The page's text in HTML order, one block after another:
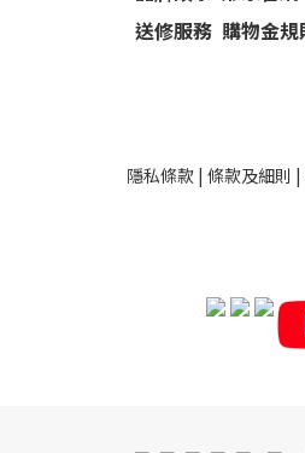
送修服務 購物金規
隱私條款 | 條款及細則 |